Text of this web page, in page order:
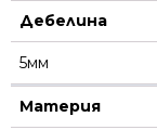
Дебелина
5мм
Материя